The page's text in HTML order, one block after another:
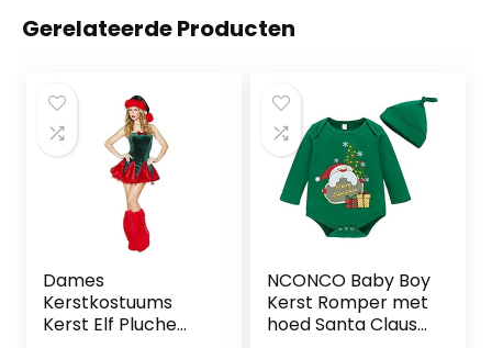
Gerelateerde Producten
Dames
Kerstkostuums
Kerst Elf Pluche
NCONCO Baby Boy
Kerst Romper met
hoed Santa Claus